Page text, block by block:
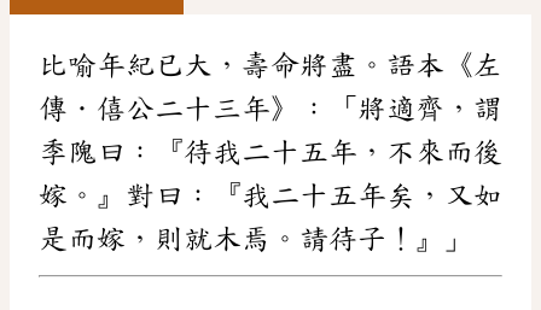
比喻年紀已大，壽命將盡。語本《左
傳．僖公二十三年》：「將適齊，謂
季隗曰：『待我二十五年，不來而後
嫁。』對曰：『我二十五年矣，又如
是而嫁，則就木焉。請待子！』」